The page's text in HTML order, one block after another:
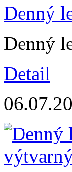
Denný
Denný
Detail